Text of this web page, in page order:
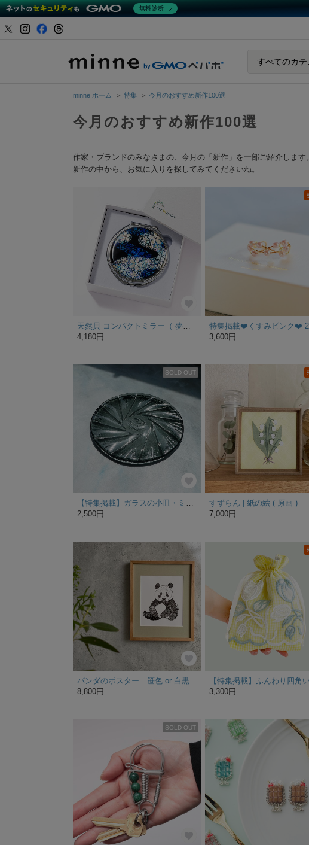
すべてのカテ
minne ホーム ＞ 特集 ＞ 今月のおすすめ新作100選
今月のおすすめ新作100選
作家・ブランドのみなさまの、今月の「新作」を一部ご紹介しま
新作の中から、お気に入りを探してみてくださいね。
天然貝 コンパクトミラー（ 夢桜 -優- ） シェル 螺鈿アート ｜ プレゼント ・ ギフト におすすめ
4,180円
3,600円
SOLD OUT
【特集掲載】ガラスの小皿・ミッドナイト / グレー
2,500円
すずらん | 紙の絵 ( 原画 )
7,000円
8,800円
3,300円
SOLD OUT
無料診断